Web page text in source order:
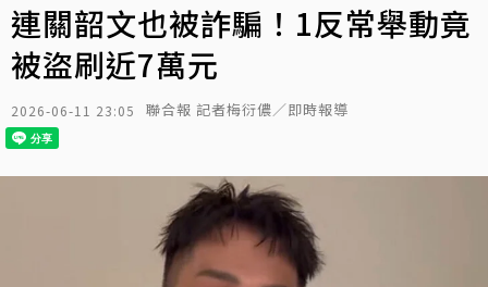
連關韶文也被詐騙！1反常舉動竟
被盜刷近7萬元
2026-06-11 23:05 聯合報 記者梅衍儂／即時報導